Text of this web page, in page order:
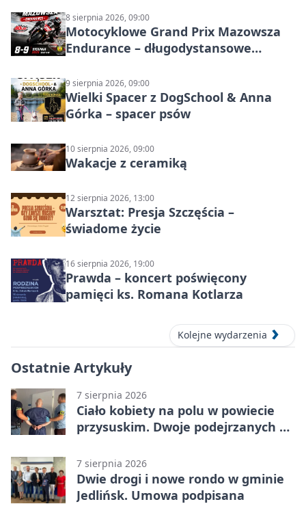
8 sierpnia 2026, 09:00
Motocyklowe Grand Prix Mazowsza
Endurance – długodystansowe
9 sierpnia 2026, 09:00
Wielki Spacer z DogSchool & Anna
Górka – spacer psów
10 sierpnia 2026, 09:00
Wakacje z ceramiką
12 sierpnia 2026, 13:00
Warsztat: Presja Szczęścia –
świadome życie
16 sierpnia 2026, 19:00
Prawda – koncert poświęcony
pamięci ks. Romana Kotlarza
Kolejne wydarzenia
Ostatnie Artykuły
7 sierpnia 2026
Ciało kobiety na polu w powiecie
przysuskim. Dwoje podejrzanych w
7 sierpnia 2026
Dwie drogi i nowe rondo w gminie
Jedlińsk. Umowa podpisana